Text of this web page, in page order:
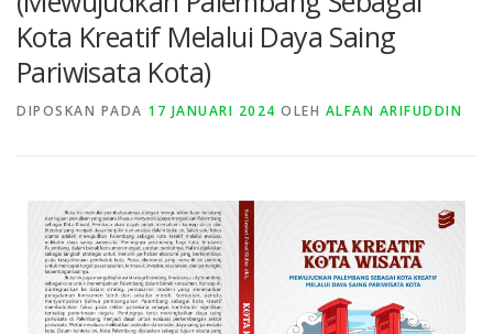
CONTACT STORE
Kota Kreatif Melalui Daya Saing
Pariwisata Kota)
DIPOSKAN PADA 17 JANUARI 2024 OLEH ALFAN ARIFUDDIN